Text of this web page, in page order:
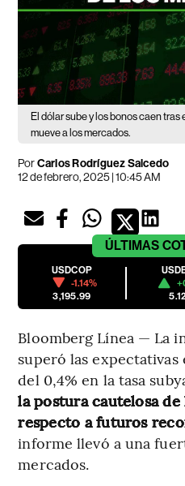
El dólar sube y los bonos caen tras
mueve a los mercados.
PorCarlos Rodríguez Salcedo
12 de febrero, 2025 | 10:45 AM
ÚLTIMAS
USDCOP
-1.14%
3,195.99
Bloomberg Línea — La
superó las
del 0,4% en la tasa
la postura cautelosa de
respecto a futuros
informe llevó a una
mercados.